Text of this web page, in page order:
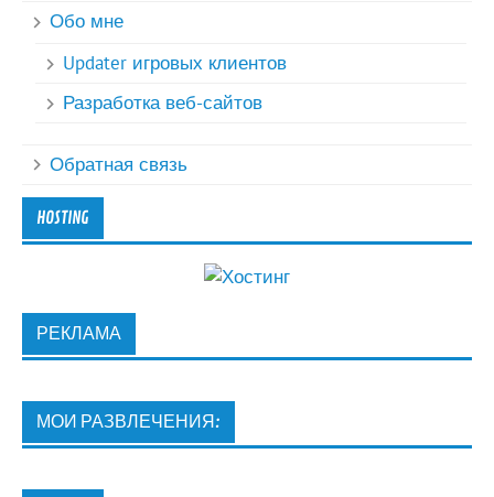
Обо мне
Updater игровых клиентов
Разработка веб-сайтов
Обратная связь
HOSTING
РЕКЛАМА
МОИ РАЗВЛЕЧЕНИЯ: